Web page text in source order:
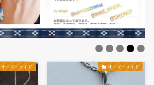
オーダーメイド オーダーメイド